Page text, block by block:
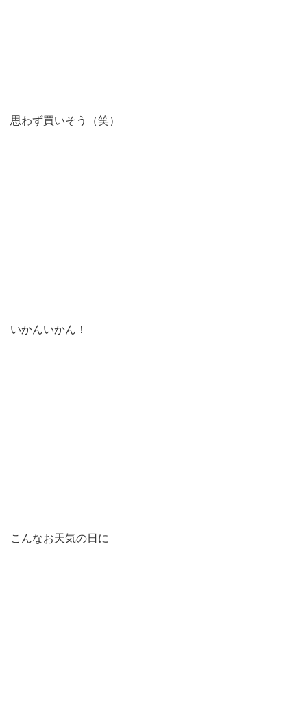
思わず買いそう（笑）
いかんいかん！
こんなお天気の日に